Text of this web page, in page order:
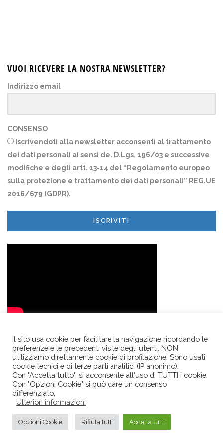
VUOI RICEVERE LA NOSTRA NEWSLETTER?
Indirizzo email
CONSENSO
Iscrivendoti alla newsletter acconsenti al trattamento
dei dati personali ai sensi del D.Lgs. 196/03 e successive
modifiche e degli artt. 13-14 del “Regolamento europeo
sulla protezione e trattamento dei dati personali” REG.UE
2016/679 (GDPR).
ISCRIVITI
LA POLVERIERA • Società Consortile a R.L. • p.le Mons. Oscar
Romero 1/O • 42122 • REGGIO EMILIA • c.f. - r.i. e p.iva
02569490358 • tel. +39 0522 440981 •Privacy
Il sito usa cookie per facilitare la navigazione ricordando le
preferenze e le precedenti visite degli utenti. NON
utilizziamo direttamente cookie di profilazione. Sono usati
cookie tecnici e di terze parti analitici (IP anonimo).
Con "Accetta tutto", si acconsente all'uso di TUTTI i cookie.
Con "Opzioni Cookie" si può dare un consenso
differenziato,
Ulteriori informazioni
Opzioni Cookie Rifiuta tutti Accetta tutti